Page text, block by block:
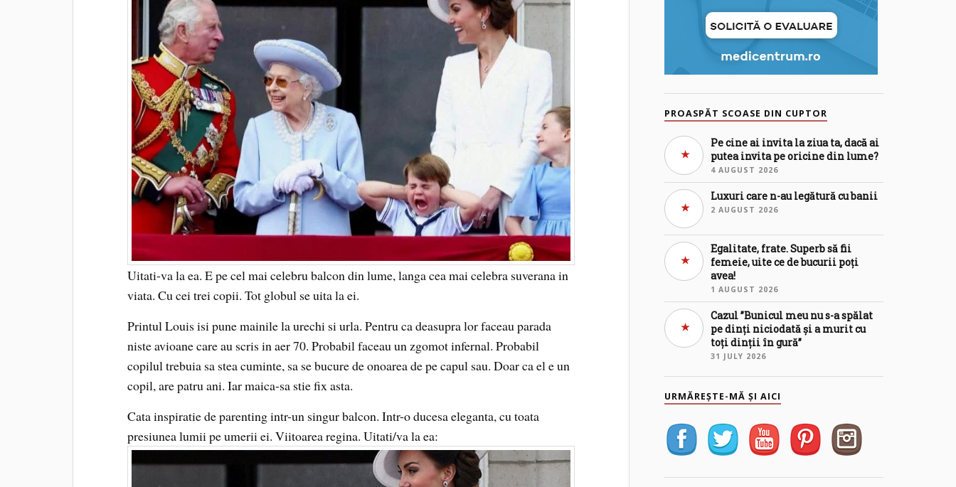
Uitati-va la ea. E pe cel mai celebru balcon din lume, langa cea mai celebra suverana in
viata. Cu cei trei copii. Tot globul se uita la ei.
Printul Louis isi pune mainile la urechi si urla. Pentru ca deasupra lor faceau parada
niste avioane care au scris in aer 70. Probabil faceau un zgomot infernal. Probabil
copilul trebuia sa stea cuminte, sa se bucure de onoarea de pe capul sau. Doar ca el e un
copil, are patru ani. Iar maica-sa stie fix asta.
Cata inspiratie de parenting intr-un singur balcon. Intr-o ducesa eleganta, cu toata
presiunea lumii pe umerii ei. Viitoarea regina. Uitati/va la ea:
PROASPĂT SCOASE DIN CUPTOR
Pe cine ai invita la ziua ta, dacă ai
putea invita pe oricine din lume?
4 AUGUST 2026
Luxuri care n-au legătură cu banii
2 AUGUST 2026
Egalitate, frate. Superb să fii
femeie, uite ce de bucurii poți
avea!
1 AUGUST 2026
Cazul ”Bunicul meu nu s-a spălat
pe dinți niciodată și a murit cu
toți dinții în gură”
31 JULY 2026
URMĂREȘTE-MĂ ȘI AICI